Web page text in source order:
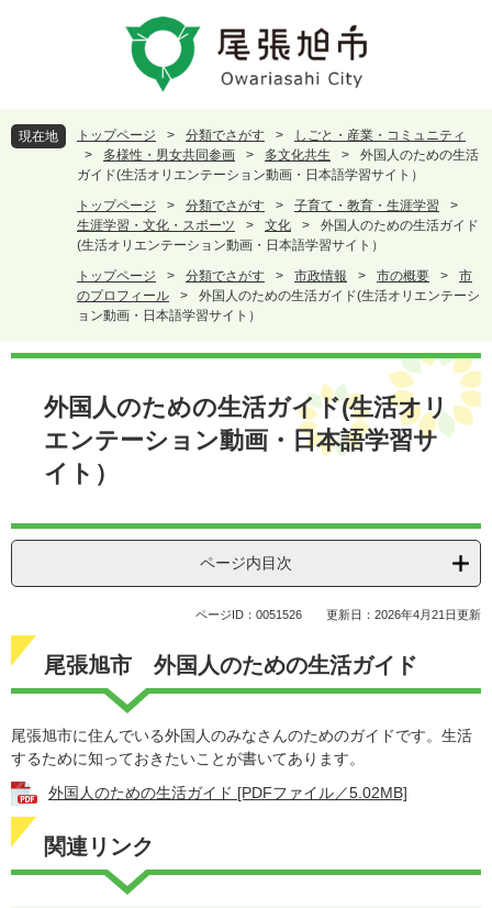
頭
で
飛
ば
現在地 トップページ > 分類でさがす >
しごと・産業・コミュニティ
>
多様性・男女共同参画 > 多文化共生 >
外国人のための生活
ガイド(生活オリエンテーション動画・日本語学習サイト）
トップページ
> 分類でさがす > 子育て・教育・生涯学習
>
生涯学習・文化・スポーツ
> 文化 >
外国人のための生活ガイド
(生活オリエンテーション動画・日本語学習サイト）
トップページ
> 分類でさがす > 市政情報 > 市の概要 >
市
のプロフィール
>
外国人のための生活ガイド(生活オリエンテーシ
ョン動画・日本語学習サイト）
本
外国人のための生活ガイド(生活オリ
エンテーション動画・日本語学習サ
イト）
ページ内目次
ページID：0051526 更新日：2026年4月21日更新
尾張旭市 外国人のための生活ガイド
尾張旭市に住んでいる外国人のみなさんのためのガイドです。生活
するために知っておきたいことが書いてあります。
外国人のための生活ガイド [PDFファイル／5.02MB]
関連リンク